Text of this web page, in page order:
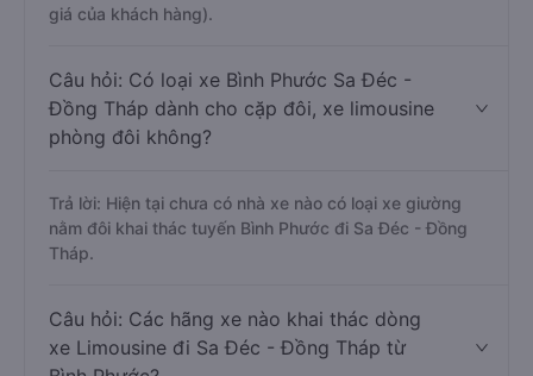
giá của khách hàng).
Câu hỏi: Có loại xe Bình Phước Sa Đéc -
Đồng Tháp dành cho cặp đôi, xe limousine
phòng đôi không?
Trả lời: Hiện tại chưa có nhà xe nào có loại xe giường
nằm đôi khai thác tuyến Bình Phước đi Sa Đéc - Đồng
Tháp.
Câu hỏi: Các hãng xe nào khai thác dòng
xe Limousine đi Sa Đéc - Đồng Tháp từ